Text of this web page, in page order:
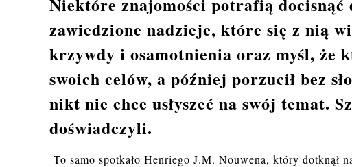
zawiedzione nadzieje, które się z nią
krzywdy i osamotnienia oraz myśl, że
swoich celów, a później porzucił bez
nikt nie chce usłyszeć na swój temat.
doświadczyli.
To samo spotkało Henriego J.M. Nouwena, który dotknął